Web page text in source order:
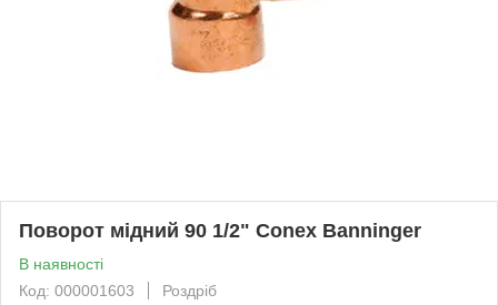
Поворот мідний 90 1/2" Conex Banninger
В наявності
Код: 000001603
Роздріб